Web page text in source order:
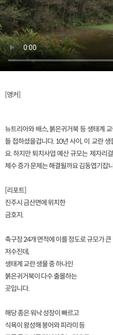
[앵커]
뉴트리아와 배스, 붉은귀거북 등 생태계
들 접하셨을겁니다. 10년 사이, 이 교란
요. 하지만 퇴치사업 예산 규모는 제자리
체수 증가 문제는 해결될까요 김동엽기잡
[리포트]
진주시 금산면에 위치한
금호지.
축구장 24개 면적에 이를 정도로 규모가 큰
저수진데,
생태계 교란 생물 중 하나인
붉은귀거북이 다수 출몰하는
곳입니다.
해당 종은 워낙 성장이 빠르고
식욕이 왕성해 붕어와 피라미 등